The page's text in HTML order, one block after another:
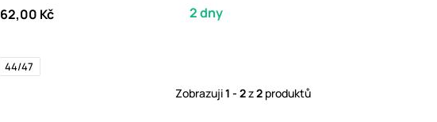
62,00 Kč 2 dny
44/47
Zobrazuji1 - 2z2produktů